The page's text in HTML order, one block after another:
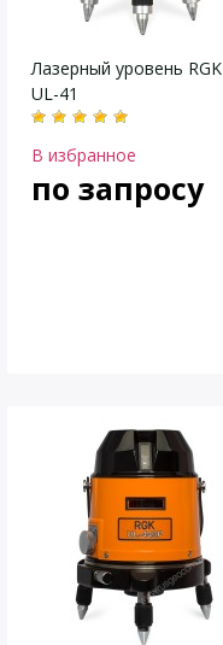
Лазерный уровень RGK
UL-41
В избранное
по запросу